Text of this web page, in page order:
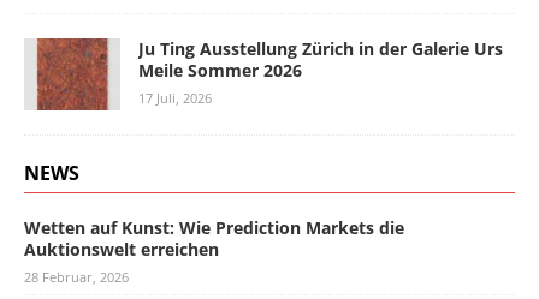
Ju Ting Ausstellung Zürich in der Galerie Urs
Meile Sommer 2026
17 Juli, 2026
NEWS
Wetten auf Kunst: Wie Prediction Markets die
Auktionswelt erreichen
28 Februar, 2026